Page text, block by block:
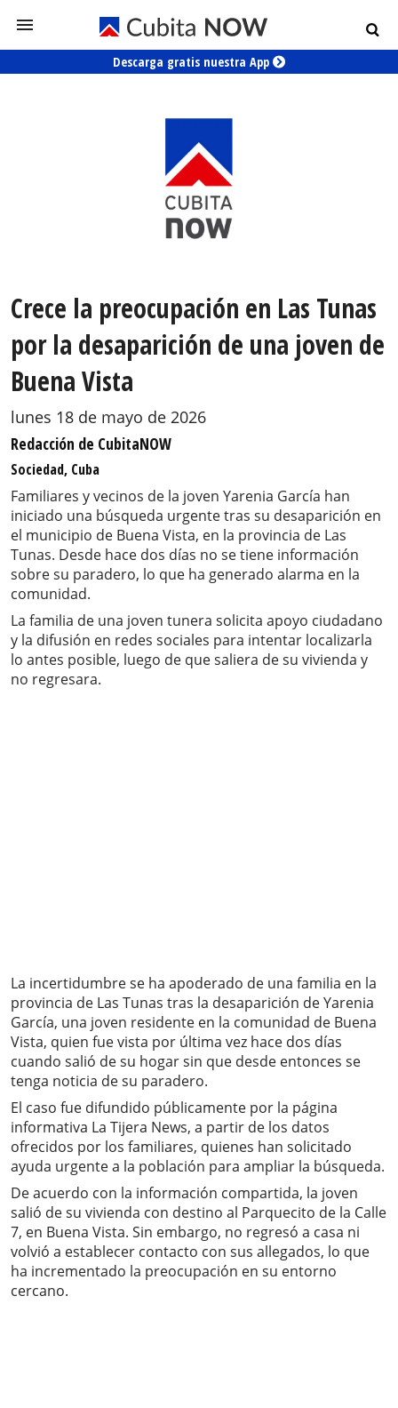
Descarga gratis nuestra App
Crece la preocupación en Las Tunas
por la desaparición de una joven de
Buena Vista
lunes 18 de mayo de 2026
Redacción de CubitaNOW
Sociedad, Cuba
Familiares y vecinos de la joven Yarenia García han
iniciado una búsqueda urgente tras su desaparición en
el municipio de Buena Vista, en la provincia de Las
Tunas. Desde hace dos días no se tiene información
sobre su paradero, lo que ha generado alarma en la
comunidad.
La familia de una joven tunera solicita apoyo ciudadano
y la difusión en redes sociales para intentar localizarla
lo antes posible, luego de que saliera de su vivienda y
no regresara.
La incertidumbre se ha apoderado de una familia en la
provincia de Las Tunas tras la desaparición de Yarenia
García, una joven residente en la comunidad de Buena
Vista, quien fue vista por última vez hace dos días
cuando salió de su hogar sin que desde entonces se
tenga noticia de su paradero.
El caso fue difundido públicamente por la página
informativa La Tijera News, a partir de los datos
ofrecidos por los familiares, quienes han solicitado
ayuda urgente a la población para ampliar la búsqueda.
De acuerdo con la información compartida, la joven
salió de su vivienda con destino al Parquecito de la Calle
7, en Buena Vista. Sin embargo, no regresó a casa ni
volvió a establecer contacto con sus allegados, lo que
ha incrementado la preocupación en su entorno
cercano.